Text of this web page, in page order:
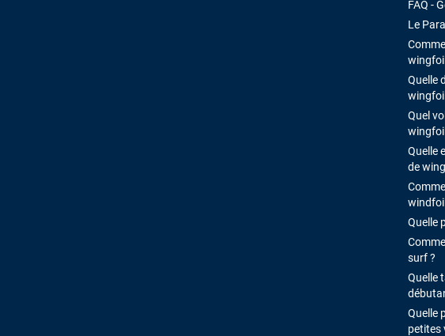
FAQ -
Le
Quelle
Quel
Quelle
de
Quelle
surf ?
Quelle
Quelle
petites